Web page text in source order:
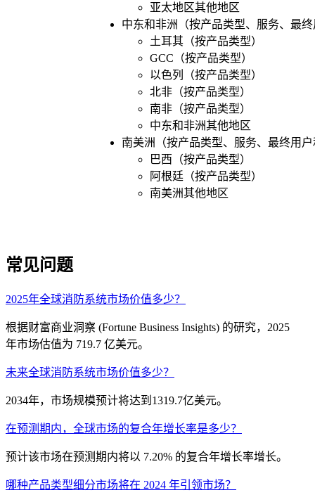
亚太地区其他地区
中东和非洲（按产品类型、服务、最
土耳其（按产品类型）
GCC（按产品类型）
以色列（按产品类型）
北非（按产品类型）
南非（按产品类型）
中东和非洲其他地区
南美洲（按产品类型、服务、最终用
巴西（按产品类型）
阿根廷（按产品类型）
南美洲其他地区
常见问题
2025年全球消防系统市场价值多少？
根据财富商业洞察 (Fortune Business Insights) 的研究，2025
年市场估值为 719.7 亿美元。
未来全球消防系统市场价值多少？
2034年，市场规模预计将达到1319.7亿美元。
在预测期内，全球市场的复合年增长率是多少？
预计该市场在预测期内将以 7.20% 的复合年增长率增长。
哪种产品类型细分市场将在 2024 年引领市场？